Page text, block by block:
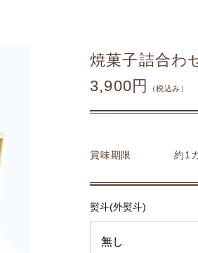
焼菓子詰合わ
3,900円
（税込み）
賞味期限 約1
熨斗(外熨斗)